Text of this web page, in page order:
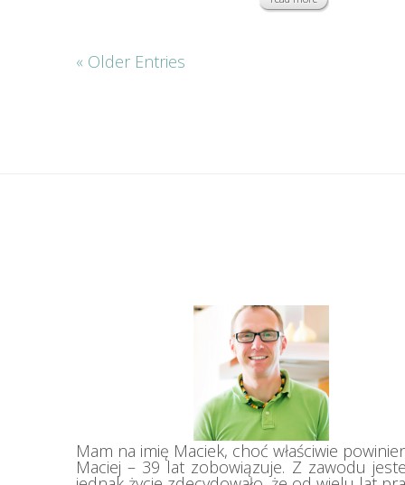
« Older Entries
Mam na imię Maciek, choć właściwie
Maciej – 39 lat zobowiązuje. Z zawodu